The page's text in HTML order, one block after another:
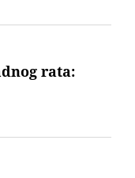
rata: